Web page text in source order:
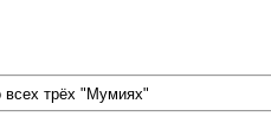
всех трёх "Мумиях"